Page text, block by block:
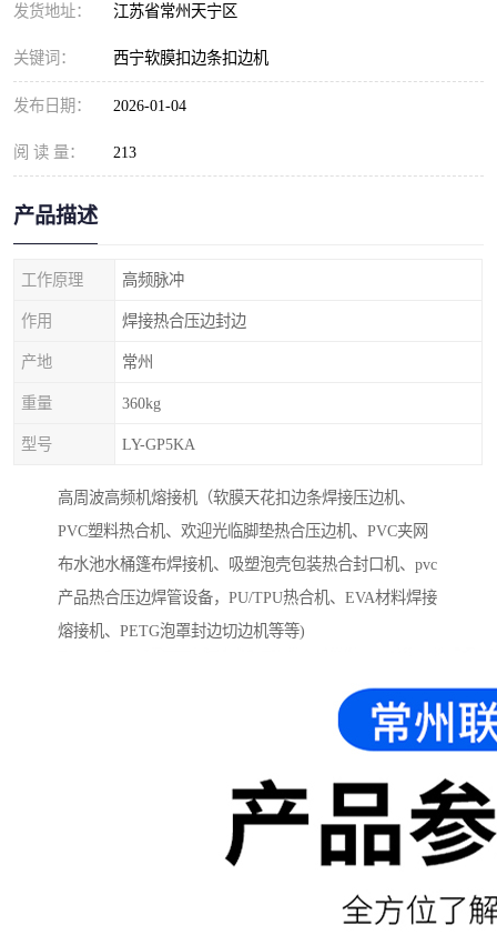
发货地址： 江苏省常州天宁区
关键词： 西宁软膜扣边条扣边机
发布日期： 2026-01-04
阅 读 量： 213
产品描述
工作原理 高频脉冲
作用 焊接热合压边封边
产地 常州
重量 360kg
型号 LY-GP5KA
高周波高频机熔接机（软膜天花扣边条焊接压边机、
PVC塑料热合机、欢迎光临脚垫热合压边机、PVC夹网
布水池水桶篷布焊接机、吸塑泡壳包装热合封口机、pvc
产品热合压边焊管设备，PU/TPU热合机、EVA材料焊接
熔接机、PETG泡罩封边切边机等等)